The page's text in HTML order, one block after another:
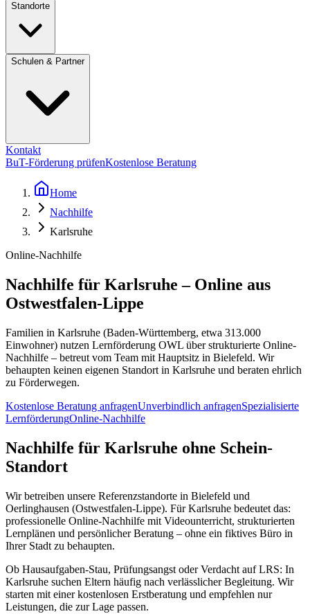
Standorte
Schulen & Partner
Kontakt
BuT-Förderung prüfenKostenlose Beratung
Home
Nachhilfe
Karlsruhe
Online-Nachhilfe
Nachhilfe für Karlsruhe – Online aus
Ostwestfalen-Lippe
Familien in Karlsruhe (Baden-Württemberg, etwa 313.000
Einwohner) nutzen Lernförderung OWL über strukturierte Online-
Nachhilfe – betreut vom Team mit Hauptsitz in Bielefeld. Wir
behaupten keinen eigenen Standort in Karlsruhe und beraten ehrlich
zu Förderwegen.
Kostenlose Beratung anfragenUnverbindlich anfragenSpezialisierte
LernförderungOnline-Nachhilfe
Nachhilfe für Karlsruhe ohne Schein-
Standort
Wir betreiben unsere Referenzstandorte in Bielefeld und
Oerlinghausen (Ostwestfalen-Lippe). Für Karlsruhe bedeutet das:
professionelle Online-Nachhilfe mit Videounterricht, strukturierten
Lernplänen und persönlicher Beratung – ohne ein fiktives Büro in
Ihrer Stadt zu behaupten.
Ob Hausaufgaben-Stau, Prüfungsangst oder Verdacht auf LRS: In
Karlsruhe suchen Eltern häufig nach verlässlicher Begleitung. Wir
starten mit einer kostenlosen Erstberatung und empfehlen nur
Leistungen, die zur Lage passen.